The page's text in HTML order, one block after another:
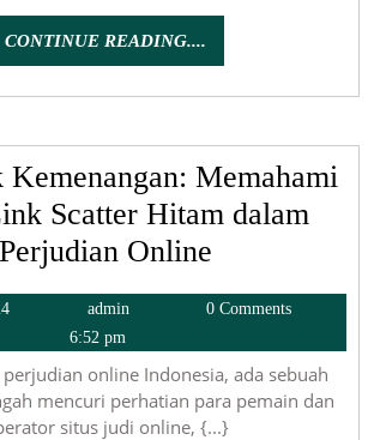
CONTINUE READING....
READING....
Memahami
Scatter Hitam dalam
Perjudian Online
2024
admin
0 Comments
6:52 pm
online Indonesia, ada sebuah
mencuri perhatian para pemain dan
situs judi online, {...}